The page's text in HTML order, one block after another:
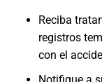
Reciba
registros
con el